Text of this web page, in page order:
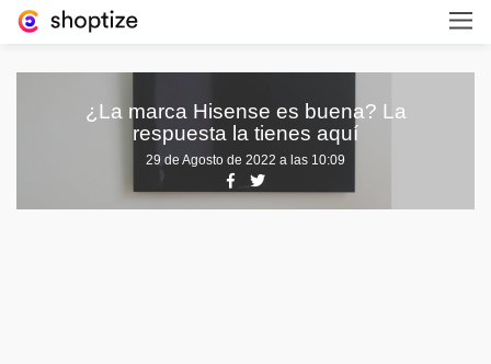
¿La marca Hisense es buena? La
respuesta la tienes aquí
29 de Agosto de 2022 a las 10:09